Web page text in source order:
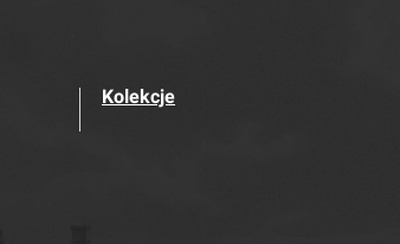
Kolekcje